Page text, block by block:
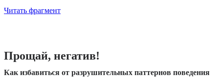
Читать фрагмент
Прощай, негатив!
Как избавиться от разрушительных паттернов поведения